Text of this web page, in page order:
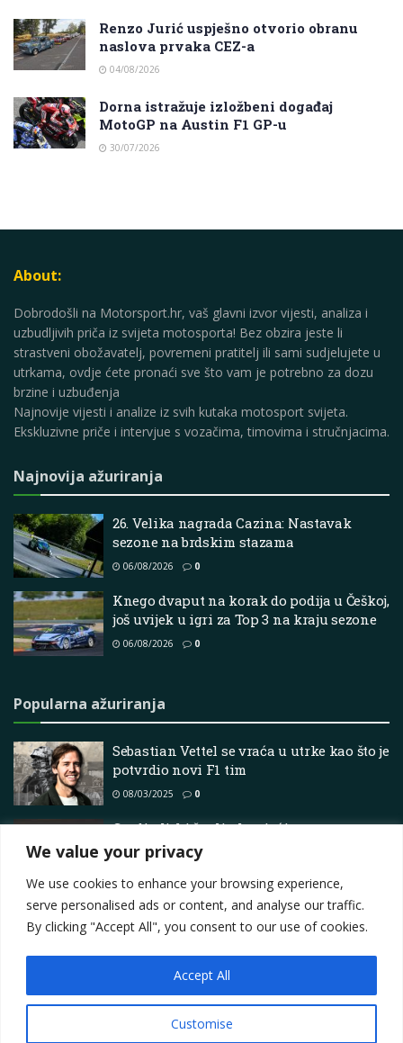
We value your privacy
We use cookies to enhance your browsing experience,
serve personalised ads or content, and analyse our traffic.
By clicking "Accept All", you consent to our use of cookies.
Customise
Accept All
Renzo Jurić uspješno otvorio obranu
naslova prvaka CEZ-a
04/08/2026
Dorna istražuje izložbeni događaj
MotoGP na Austin F1 GP-u
30/07/2026
About:
Dobrodošli na Motorsport.hr, vaš glavni izvor vijesti, analiza i
uzbudljivih priča iz svijeta motosporta! Bez obzira jeste li
strastveni obožavatelj, povremeni pratitelj ili sami sudjelujete u
utrkama, ovdje ćete pronaći sve što vam je potrebno za dozu
brzine i uzbuđenja
Najnovije vijesti i analize iz svih kutaka motosport svijeta.
Ekskluzivne priče i intervjue s vozačima, timovima i stručnjacima.
Najnovija ažuriranja
26. Velika nagrada Cazina: Nastavak
sezone na brdskim stazama
06/08/2026 0
Knego dvaput na korak do podija u Češkoj,
još uvijek u igri za Top 3 na kraju sezone
06/08/2026 0
Popularna ažuriranja
Sebastian Vettel se vraća u utrke kao što je
potvrdio novi F1 tim
08/03/2025 0
Graditeljski čavli plutajući porast
26/06/2026 0
Contact
Privacy Policy
Terms Marketing i oglašavanje